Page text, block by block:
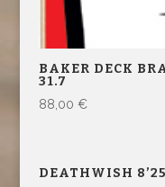
BAKER DECK
31.7
88,00 €
DEATHWISH 8’25